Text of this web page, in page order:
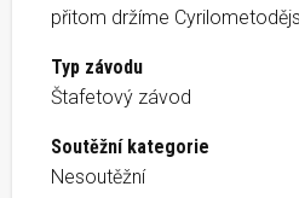
přitom držíme
Typ závodu
Štafetový závod
Soutěžní kategorie
Nesoutěžní